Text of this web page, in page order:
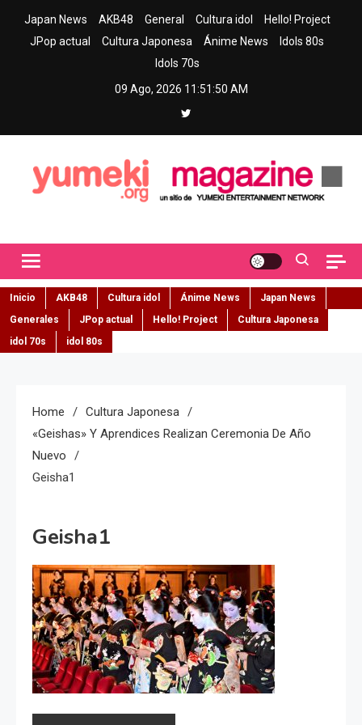
Japan News AKB48 General Cultura idol
Hello! Project
JPop actual
Cultura Japonesa Ánime News
Idols 80s
Idols 70s
09 Ago, 2026 11:51:51 AM
Inicio AKB48 Cultura idol Ánime News
Japan News
Generales
JPop actual Hello! Project
Cultura Japonesa
idol 70s
idol 80s
Home
Cultura Japonesa
«Geishas» Y Aprendices Realizan Ceremonia De Año
Nuevo
Geisha1
Geisha1